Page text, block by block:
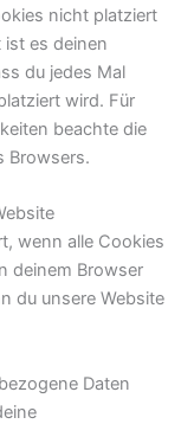
nicht platziert
es deinen
du jedes Mal
wird. Für
beachte die
Browsers.
wenn alle Cookies
deinem Browser
du unsere Website
Daten